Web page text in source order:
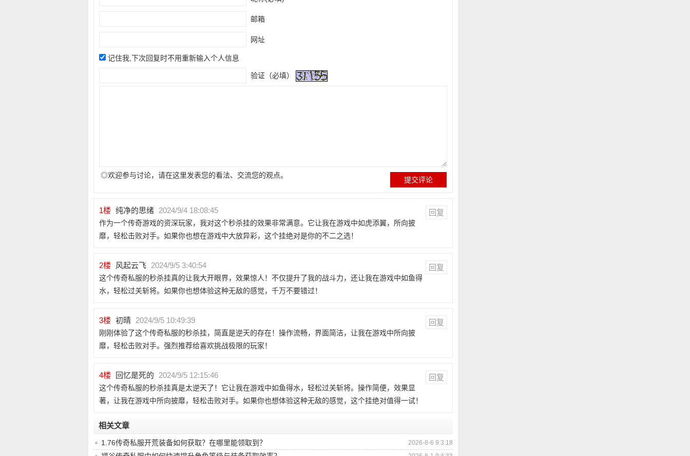
邮箱
网址
记住我,下次回复时不用重新输入个人信息
验证（必填）
◎欢迎参与讨论，请在这里发表您的看法、交流您的观点。
1楼 纯净的思绪 2024/9/4 18:08:45 回复
作为一个传奇游戏的资深玩家，我对这个秒杀挂的效果非常满意。它让我在游戏中如虎添翼，所向披
靡，轻松击败对手。如果你也想在游戏中大放异彩，这个挂绝对是你的不二之选！
2楼 风起云飞 2024/9/5 3:40:54 回复
这个传奇私服的秒杀挂真的让我大开眼界，效果惊人！不仅提升了我的战斗力，还让我在游戏中如鱼得
水，轻松过关斩将。如果你也想体验这种无敌的感觉，千万不要错过！
3楼 初晴 2024/9/5 10:49:39 回复
刚刚体验了这个传奇私服的秒杀挂，简直是逆天的存在！操作流畅，界面简洁，让我在游戏中所向披
靡，轻松击败对手。强烈推荐给喜欢挑战极限的玩家！
4楼 回忆是死的 2024/9/5 12:15:46 回复
这个传奇私服的秒杀挂真是太逆天了！它让我在游戏中如鱼得水，轻松过关斩将。操作简便，效果显
著，让我在游戏中所向披靡，轻松击败对手。如果你也想体验这种无敌的感觉，这个挂绝对值得一试！
相关文章
2026-8-6 9:3:18
1.76传奇私服开荒装备如何获取？在哪里能领取到？